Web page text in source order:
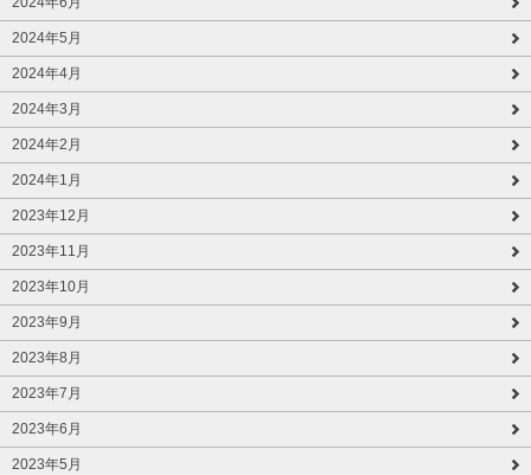
2024年5月
2024年4月
2024年3月
2024年2月
2024年1月
2023年12月
2023年11月
2023年10月
2023年9月
2023年8月
2023年7月
2023年6月
2023年5月